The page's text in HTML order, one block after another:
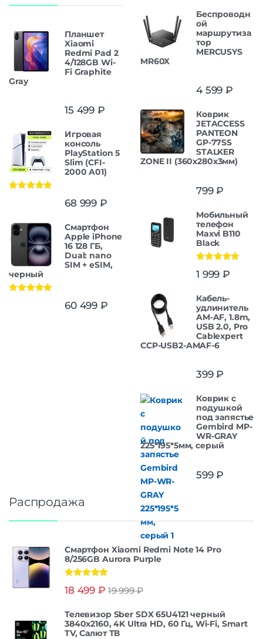
Планшет
Xiaomi
Redmi Pad 2
4/128GB Wi-
Fi Graphite
Gray
15 499 ₽
Игровая
консоль
PlayStation 5
Slim (CFI-
2000 A01)
68 999 ₽
Смартфон
Apple iPhone
16 128 ГБ,
Dual: nano
SIM + eSIM,
черный
60 499 ₽
Беспроводн
ой
маршрутиза
тор
MERCUSYS
MR60X
4 599 ₽
Коврик
JETACCESS
PANTEON
GP-77SS
STALKER
ZONE II (360x280x3мм)
799₽
Мобильный
телефон
Maxvi B110
Black
из 5
1 999 ₽
Кабель-
удлинитель
AM-AF, 1.8m,
USB 2.0, Pro
Cablexpert
CCP-USB2-AMAF-6
399₽
Коврик с
подушкой
под запястье
Gembird MP-
WR-GRAY
225*195*5мм, серый
599₽
Распродажа
Смартфон Xiaomi Redmi Note 14 Pro
8/256GB Aurora Purple
из 5
18 499 ₽ 19 999₽
Телевизор Sber SDX 65U4121 черный
3840x2160, 4K Ultra HD, 60 Гц, Wi-Fi, Smart
TV, Салют ТВ